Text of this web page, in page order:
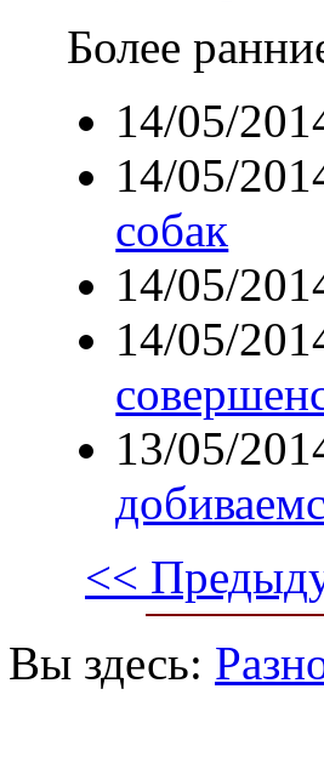
Более
14/05/
14/05/
собак
14/05/
14/05/
13/05/
<<
Вы здесь: